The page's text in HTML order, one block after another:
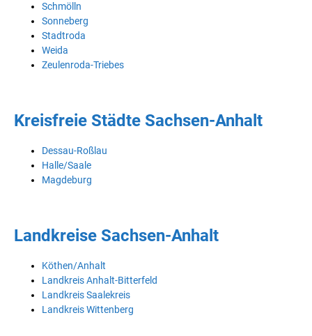
Schmölln
Sonneberg
Stadtroda
Weida
Zeulenroda-Triebes
Kreisfreie Städte Sachsen-Anhalt
Dessau-Roßlau
Halle/Saale
Magdeburg
Landkreise Sachsen-Anhalt
Köthen/Anhalt
Landkreis Anhalt-Bitterfeld
Landkreis Saalekreis
Landkreis Wittenberg